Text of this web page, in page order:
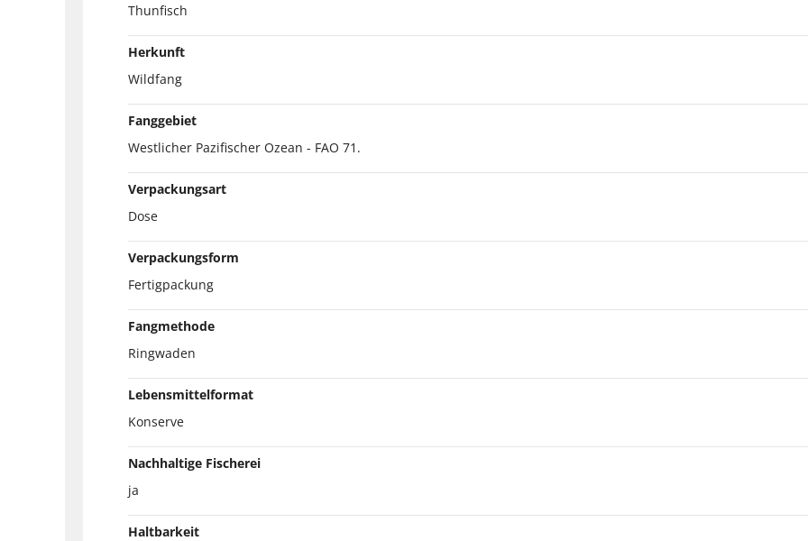
Thunfisch
Herkunft
Wildfang
Fanggebiet
Westlicher Pazifischer Ozean - FAO 71.
Verpackungsart
Dose
Verpackungsform
Fertigpackung
Fangmethode
Ringwaden
Lebensmittelformat
Konserve
Nachhaltige Fischerei
ja
Haltbarkeit